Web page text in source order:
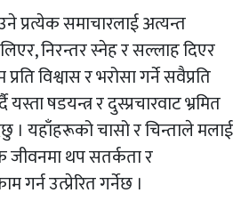
प्रत्येक समाचारलाई अत्यन्त
निरन्तर स्नेह र सल्लाह दिएर
विश्वास र भरोसा गर्ने सवैप्रति
षडयन्त्र र दुस्प्रचारवाट भ्रमित
। यहाँहरूको चासो र चिन्ताले मलाई
जीवनमा थप सतर्कता र
गर्न उत्प्रेरित गर्नेछ ।